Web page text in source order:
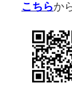
こちらか